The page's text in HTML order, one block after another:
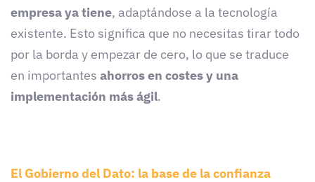
empresa ya tiene, adaptándose a la tecnología
existente. Esto significa que no necesitas tirar todo
por la borda y empezar de cero, lo que se traduce
en importantes ahorros en costes y una
implementación más ágil.
El Gobierno del Dato: la base de la confianza